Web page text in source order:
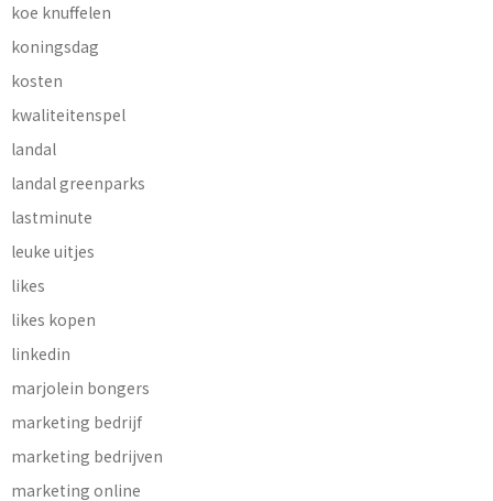
koe knuffelen
koningsdag
kosten
kwaliteitenspel
landal
landal greenparks
lastminute
leuke uitjes
likes
likes kopen
linkedin
marjolein bongers
marketing bedrijf
marketing bedrijven
marketing online